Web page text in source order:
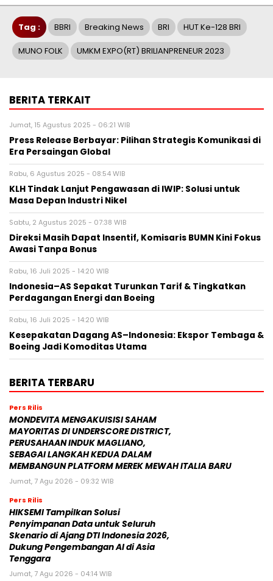
Tag : BBRI Breaking News BRI HUT Ke-128 BRI
MUNO FOLK UMKM EXPO(RT) BRILIANPRENEUR 2023
BERITA TERKAIT
Jumat, 15 Agustus 2025 - 06:21 WIB
Press Release Berbayar: Pilihan Strategis Komunikasi di
Era Persaingan Global
Rabu, 6 Agustus 2025 - 08:54 WIB
KLH Tindak Lanjut Pengawasan di IWIP: Solusi untuk
Masa Depan Industri Nikel
Sabtu, 2 Agustus 2025 - 07:38 WIB
Direksi Masih Dapat Insentif, Komisaris BUMN Kini Fokus
Awasi Tanpa Bonus
Rabu, 16 Juli 2025 - 14:20 WIB
Indonesia–AS Sepakat Turunkan Tarif & Tingkatkan
Perdagangan Energi dan Boeing
Rabu, 16 Juli 2025 - 14:20 WIB
Kesepakatan Dagang AS–Indonesia: Ekspor Tembaga &
Boeing Jadi Komoditas Utama
BERITA TERBARU
Pers Rilis
MONDEVITA MENGAKUISISI SAHAM
MAYORITAS DI UNDERSCORE DISTRICT,
PERUSAHAAN INDUK MAGLIANO,
SEBAGAI LANGKAH KEDUA DALAM
MEMBANGUN PLATFORM MEREK MEWAH ITALIA BARU
Jumat, 7 Agu 2026 - 09:32 WIB
Pers Rilis
HIKSEMI Tampilkan Solusi
Penyimpanan Data untuk Seluruh
Skenario di Ajang DTI Indonesia 2026,
Dukung Pengembangan AI di Asia
Tenggara
Jumat, 7 Agu 2026 - 04:14 WIB